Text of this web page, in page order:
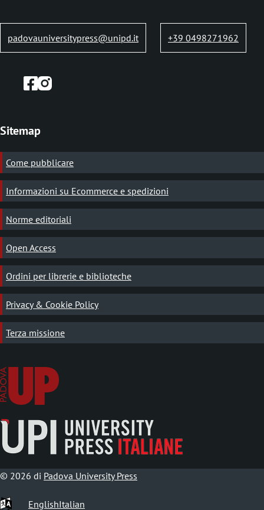
padovauniversitypress@unipd.it +39 0498271962
Sitemap
Come pubblicare
Informazioni su Ecommerce e spedizioni
Norme editoriali
Open Access
Ordini per librerie e biblioteche
Privacy & Cookie Policy
Terza missione
© 2026 di Padova University Press
EnglishItalian